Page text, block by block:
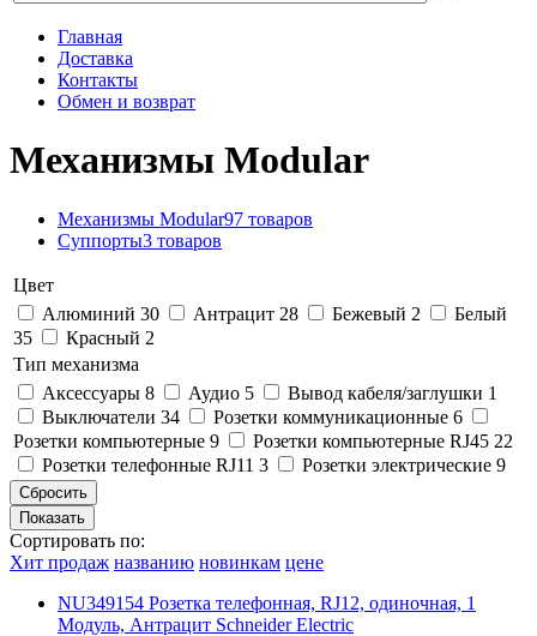
Главная
Доставка
Контакты
Обмен и возврат
Механизмы Modular
Механизмы Modular97 товаров
Суппорты3 товаров
Цвет
Алюминий 30 Антрацит 28 Бежевый 2
Белый
35
Красный 2
Тип механизма
Аксессуары 8 Аудио 5 Вывод кабеля/заглушки 1
Выключатели 34 Розетки коммуникационные 6
Розетки компьютерные 9 Розетки компьютерные RJ45 22
Розетки телефонные RJ11 3 Розетки электрические 9
Сортировать по:
Хит продаж названию новинкам цене
NU349154 Розетка телефонная, RJ12, одиночная, 1
Модуль, Антрацит Schneider Electric